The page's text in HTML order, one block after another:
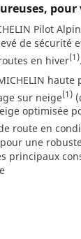
pour
Pilot
de sécurité
en hiver(1).
haute
sur neige(1)
optimisée
route en
une
principaux